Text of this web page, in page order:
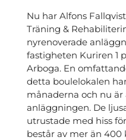
Nu har Alfons
Träning &
nyrenoverade
fastigheten Kuriren 1
Arboga. En
detta boulelokalen
månaderna och nu
anläggningen. De
utrustade med hiss
består av mer än 400